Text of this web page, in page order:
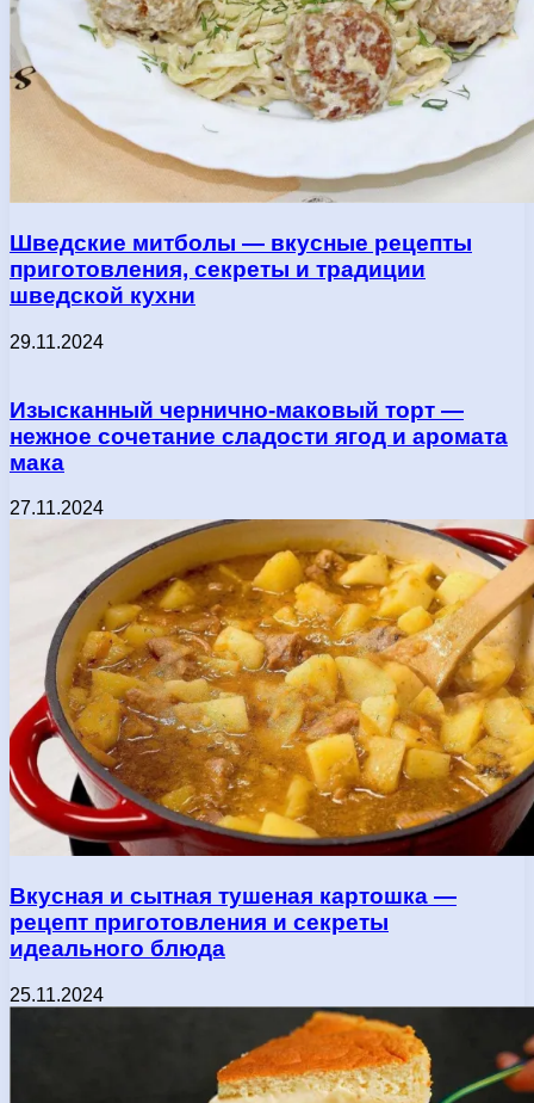
Шведские митболы — вкусные рецепты
приготовления, секреты и традиции
шведской кухни
29.11.2024
Изысканный чернично-маковый торт —
нежное сочетание сладости ягод и аромата
мака
27.11.2024
Вкусная и сытная тушеная картошка —
рецепт приготовления и секреты
идеального блюда
25.11.2024